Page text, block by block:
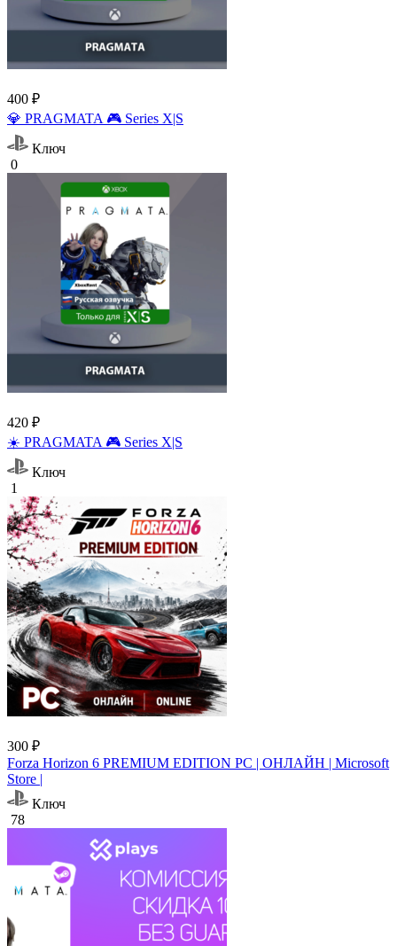
400 ₽
💎 PRAGMATA 🎮 Series X|S
Ключ
0
420 ₽
☀️ PRAGMATA 🎮 Series X|S
Ключ
1
300 ₽
Forza Horizon 6 PREMIUM EDITION PC | ОНЛАЙН | Microsoft
Store |
Ключ
78